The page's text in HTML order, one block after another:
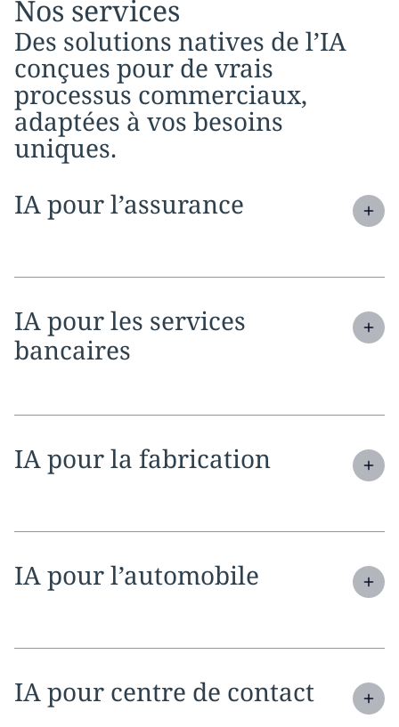
Nos services
Des solutions natives de l’IA
conçues pour de vrais
processus commerciaux,
adaptées à vos besoins
uniques.
Expandservice section:
IA pour l’assurance
Expandservice section:
IA pour les services
bancaires
Expandservice section:
IA pour la fabrication
Expandservice section:
IA pour l’automobile
Expand service section:
IA pour centre de contact